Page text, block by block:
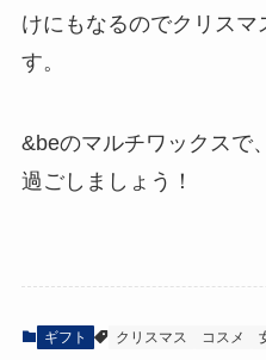
けにもなるのでクリス
す。
&beのマルチワックスで
過ごしましょう！
ギフト クリスマス コスメ